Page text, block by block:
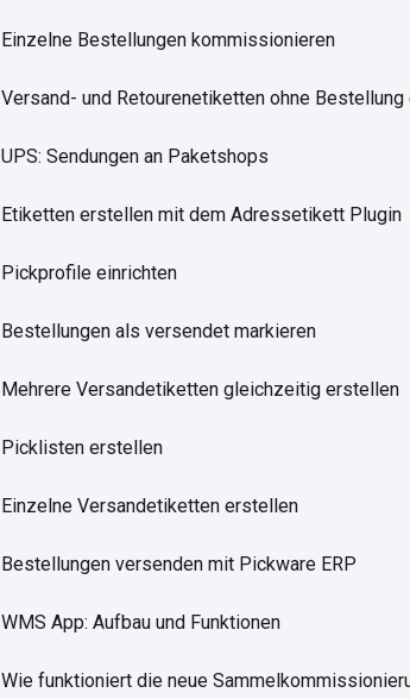
Einzelne Bestellungen kommissionieren
Versand- und Retourenetiketten ohne
UPS: Sendungen an Paketshops
Etiketten erstellen mit dem Adressetikett Plugin
Pickprofile einrichten
Bestellungen als versendet markieren
Mehrere Versandetiketten gleichzeitig erstellen
Picklisten erstellen
Einzelne Versandetiketten erstellen
Bestellungen versenden mit Pickware ERP
WMS App: Aufbau und Funktionen
Wie funktioniert die neue